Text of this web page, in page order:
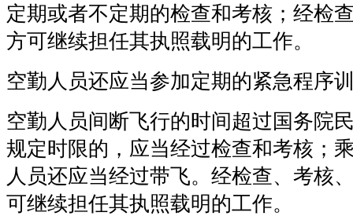
定期或者不定期的检查和考核；经检
方可继续担任其执照载明的工作。
空勤人员还应当参加定期的紧急程序
空勤人员间断飞行的时间超过国务院
规定时限的，应当经过检查和考核；
人员还应当经过带飞。经检查、考核
可继续担任其执照载明的工作。